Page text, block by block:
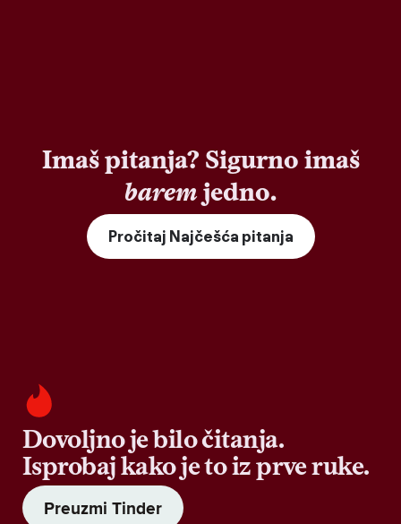
Imaš pitanja? Sigurno imaš
baremjedno.
Pročitaj Najčešća pitanja
Dovoljno je bilo čitanja.
Isprobaj kako je to iz prve ruke.
Preuzmi Tinder